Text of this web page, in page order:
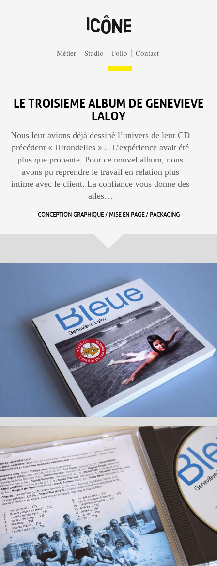
Métier Studio Folio Contact
LE TROISIEME ALBUM DE GENEVIEVE
LALOY
Nous leur avions déjà dessiné l’univers de leur CD
précédent « Hirondelles » . L’expérience avait été
plus que probante. Pour ce nouvel album, nous
avons pu reprendre le travail en relation plus
intime avec le client. La confiance vous donne des
ailes…
CONCEPTION GRAPHIQUE / MISE EN PAGE / PACKAGING